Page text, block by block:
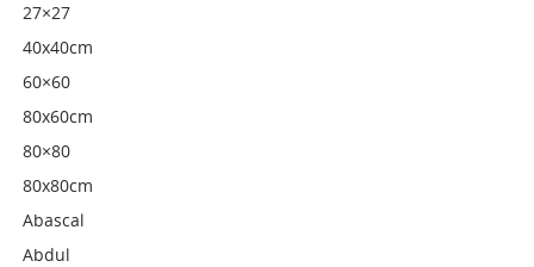
27×27
40x40cm
60×60
80x60cm
80×80
80x80cm
Abascal
Abdul